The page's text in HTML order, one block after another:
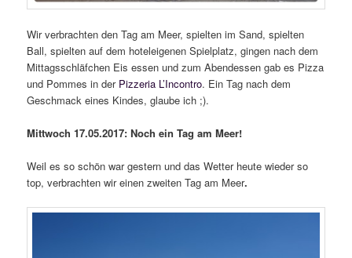
Wir verbrachten den Tag am Meer, spielten im Sand, spielten
Ball, spielten auf dem hoteleigenen Spielplatz, gingen nach dem
Mittagsschläfchen Eis essen und zum Abendessen gab es Pizza
und Pommes in derPizzeria L’Incontro. Ein Tag nach dem
Geschmack eines Kindes, glaube ich ;).
Mittwoch 17.05.2017: Noch ein Tag am Meer!
Weil es so schön war gestern und das Wetter heute wieder so
top, verbrachten wir einen zweiten Tag am Meer.